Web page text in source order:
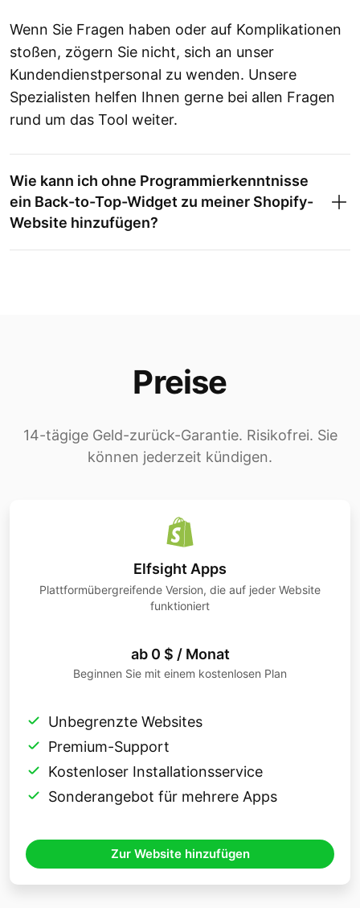
Wenn Sie Fragen haben oder auf Komplikationen
stoßen, zögern Sie nicht, sich an unser
Kundendienstpersonal zu wenden. Unsere
Spezialisten helfen Ihnen gerne bei allen Fragen
rund um das Tool weiter.
Wie kann ich ohne Programmierkenntnisse
ein Back-to-Top-Widget zu meiner Shopify-
Website hinzufügen?
Preise
14-tägige Geld-zurück-Garantie. Risikofrei. Sie
können jederzeit kündigen.
Elfsight Apps
Plattformübergreifende Version, die auf jeder Website
funktioniert
ab 0 $ / Monat
Beginnen Sie mit einem kostenlosen Plan
Unbegrenzte Websites
Premium-Support
Kostenloser Installationsservice
Sonderangebot für mehrere Apps
Zur Website hinzufügen